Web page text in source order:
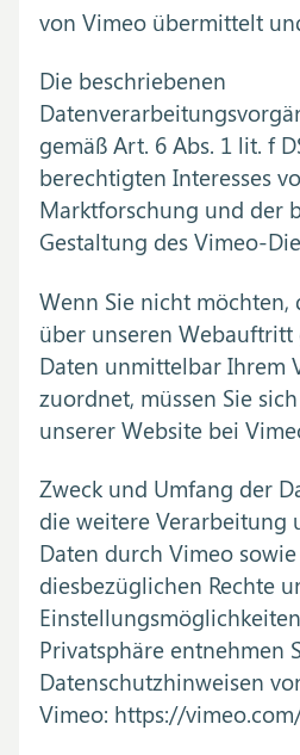
von Vimeo übermittelt
Die beschriebenen
gemäß Art. 6 Abs. 1 lit. f
berechtigten Interesses
Marktforschung und der
Gestaltung des Vimeo-
Wenn Sie nicht möchten,
über unseren Webauftritt
Daten unmittelbar Ihrem
zuordnet, müssen Sie
unserer Website bei
Zweck und Umfang der
die weitere Verarbeitung
Daten durch Vimeo
diesbezüglichen Rechte
Privatsphäre entnehmen
Datenschutzhinweisen
Vimeo: https://